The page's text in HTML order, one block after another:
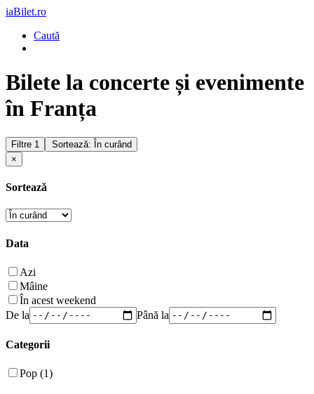
iaBilet.ro
Caută
Bilete la concerte și evenimente
în Franța
Filtre 1
Sortează: În curând
×
Sortează
Data
Azi
Mâine
În acest weekend
De la
Până la
Categorii
Pop (1)